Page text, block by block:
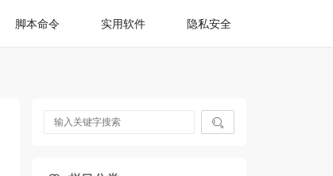
脚本命令 实用软件 隐私安全
